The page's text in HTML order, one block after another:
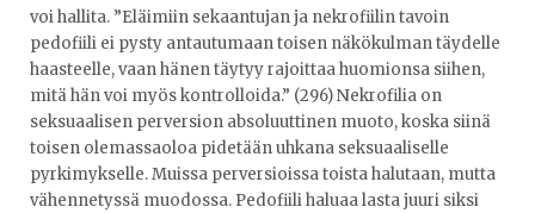
voi hallita. ”Eläimiin sekaantujan ja nekrofiilin tavoin
pedofiili ei pysty antautumaan toisen näkökulman täydelle
haasteelle, vaan hänen täytyy rajoittaa huomionsa siihen,
mitä hän voi myös kontrolloida.” (296) Nekrofilia on
seksuaalisen perversion absoluuttinen muoto, koska siinä
toisen olemassaoloa pidetään uhkana seksuaaliselle
pyrkimykselle. Muissa perversioissa toista halutaan, mutta
vähennetyssä muodossa. Pedofiili haluaa lasta juuri siksi